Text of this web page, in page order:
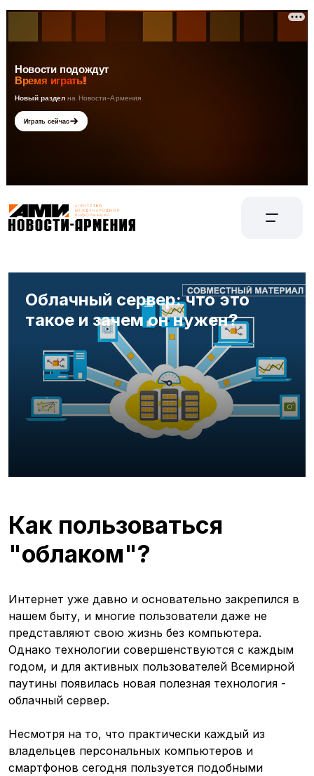
Облачный сервер: что это
такое и зачем он нужен?
Как пользоваться
"облаком"?
Интернет уже давно и основательно закрепился в
нашем быту, и многие пользователи даже не
представляют свою жизнь без компьютера.
Однако технологии совершенствуются с каждым
годом, и для активных пользователей Всемирной
паутины появилась новая полезная технология -
облачный сервер.
Несмотря на то, что практически каждый из
владельцев персональных компьютеров и
смартфонов сегодня пользуется подобными